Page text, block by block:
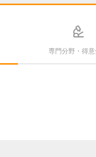
専門分野・得意